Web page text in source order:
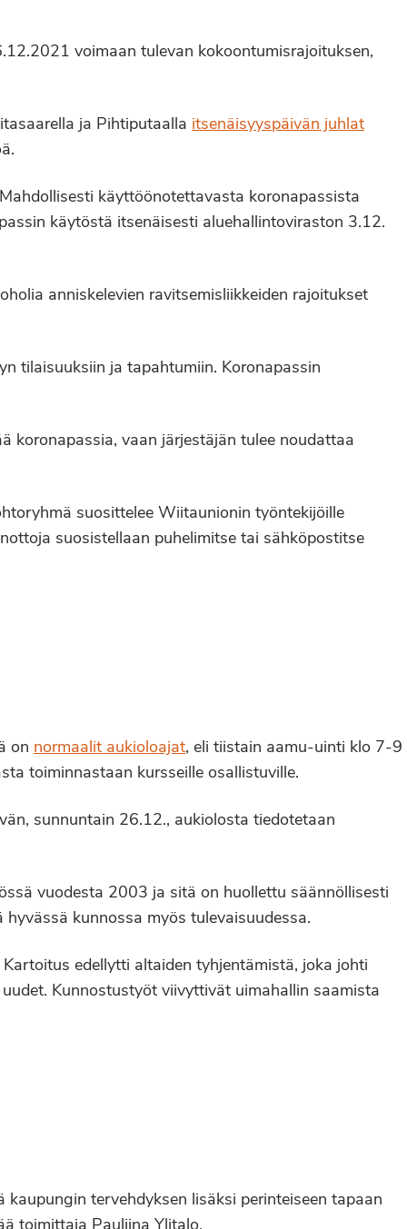
voimaan tulevan kokoontumisrajoituksen,
ja Pihtiputaalla itsenäisyyspäivän juhlat
käyttöönotettavasta koronapassista
käytöstä itsenäisesti aluehallintoviraston 3.12.
anniskelevien ravitsemisliikkeiden rajoitukset
tilaisuuksiin ja tapahtumiin. Koronapassin
koronapassia, vaan järjestäjän tulee noudattaa
suosittelee Wiitaunionin työntekijöille
suosistellaan puhelimitse tai sähköpostitse
on normaalit aukioloajat, eli tiistain aamu-uinti klo 7-9
toiminnastaan kursseille osallistuville.
sunnuntain 26.12., aukiolosta tiedotetaan
vuodesta 2003 ja sitä on huollettu säännöllisesti
kunnossa myös tulevaisuudessa.
edellytti altaiden tyhjentämistä, joka johti
Kunnostustyöt viivyttivät uimahallin saamista
tervehdyksen lisäksi perinteiseen tapaan